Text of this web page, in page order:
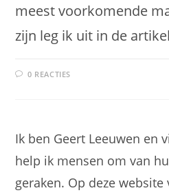
meest voorkomende
zijn leg ik uit in de
0 REACTIES
Ik ben Geert Leeuwen en
help ik mensen om van
geraken. Op deze